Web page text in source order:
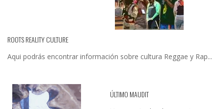
ROOTS REALITY CULTURE
Aqui podrás encontrar información sobre cultura Reggae y Rap...
ÚLTIMO MAUDIT